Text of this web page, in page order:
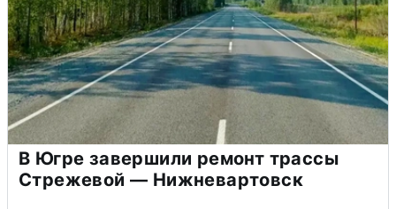
В Югре завершили ремонт трассы
Стрежевой — Нижневартовск